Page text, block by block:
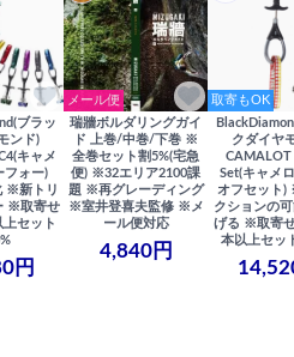
ブラッ
ンド)
キャメ
フォー)
※新トリ
※取寄せ
セット
円
メール便
瑞牆ボルダリングガイ
ド 上巻/中巻/下巻 ※
全巻セット割5%(宅急
便) ※32エリア2100課
題 ※再グレーディング
※室井登喜夫監修 ※メ
ール便対応
4,840円
取寄もOK
クダイヤ
Set(キャメ
オフセット)
クションの
げる ※取寄
本以上セッ